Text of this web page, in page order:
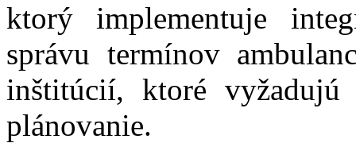
ktorý implementuje
správu termínov
inštitúcií, ktoré vyžadujú
plánovanie.